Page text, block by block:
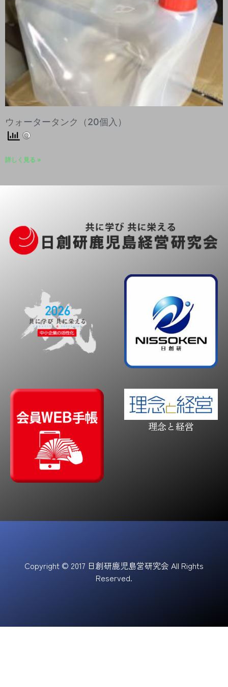
ウォータータンク（20個入）
詳しく見る »
理念と経営
Copyright © 2017 日創研鹿児島営研究会 All Rights
Reserved.